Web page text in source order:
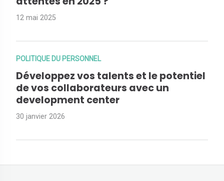
12 mai 2025
POLITIQUE DU PERSONNEL
Développez vos talents et le potentiel
de vos collaborateurs avec un
development center
30 janvier 2026